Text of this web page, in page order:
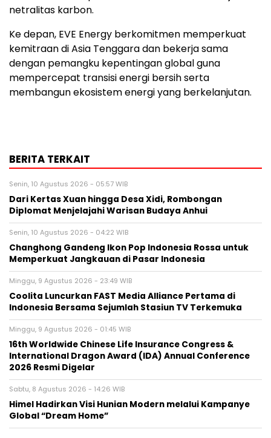
netralitas karbon.
Ke depan, EVE Energy berkomitmen memperkuat
kemitraan di Asia Tenggara dan bekerja sama
dengan pemangku kepentingan global guna
mempercepat transisi energi bersih serta
membangun ekosistem energi yang berkelanjutan.
BERITA TERKAIT
Senin, 10 Agustus 2026 - 05:57 WIB
Dari Kertas Xuan hingga Desa Xidi, Rombongan
Diplomat Menjelajahi Warisan Budaya Anhui
Senin, 10 Agustus 2026 - 04:22 WIB
Changhong Gandeng Ikon Pop Indonesia Rossa untuk
Memperkuat Jangkauan di Pasar Indonesia
Minggu, 9 Agustus 2026 - 23:49 WIB
Coolita Luncurkan FAST Media Alliance Pertama di
Indonesia Bersama Sejumlah Stasiun TV Terkemuka
Minggu, 9 Agustus 2026 - 01:45 WIB
16th Worldwide Chinese Life Insurance Congress &
International Dragon Award (IDA) Annual Conference
2026 Resmi Digelar
Sabtu, 8 Agustus 2026 - 14:26 WIB
Himel Hadirkan Visi Hunian Modern melalui Kampanye
Global “Dream Home”